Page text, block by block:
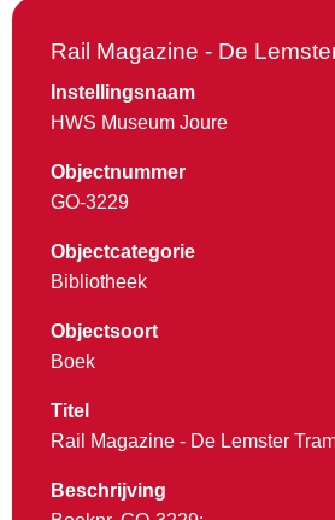
Rail Magazine - De
Instellingsnaam
HWS Museum Joure
Objectnummer
GO-3229
Objectcategorie
Bibliotheek
Objectsoort
Boek
Titel
Rail Magazine - De Lemster
Beschrijving